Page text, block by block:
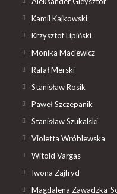
Kamil Kajkowski
Krzysztof Lipiński
Monika Maciewicz
Rafał Merski
Stanisław Rosik
Paweł Szczepanik
Stanisław Szukalski
Violetta Wróblewska
Witold Vargas
Iwona Zajfryd
Magdalena Zawadzka-